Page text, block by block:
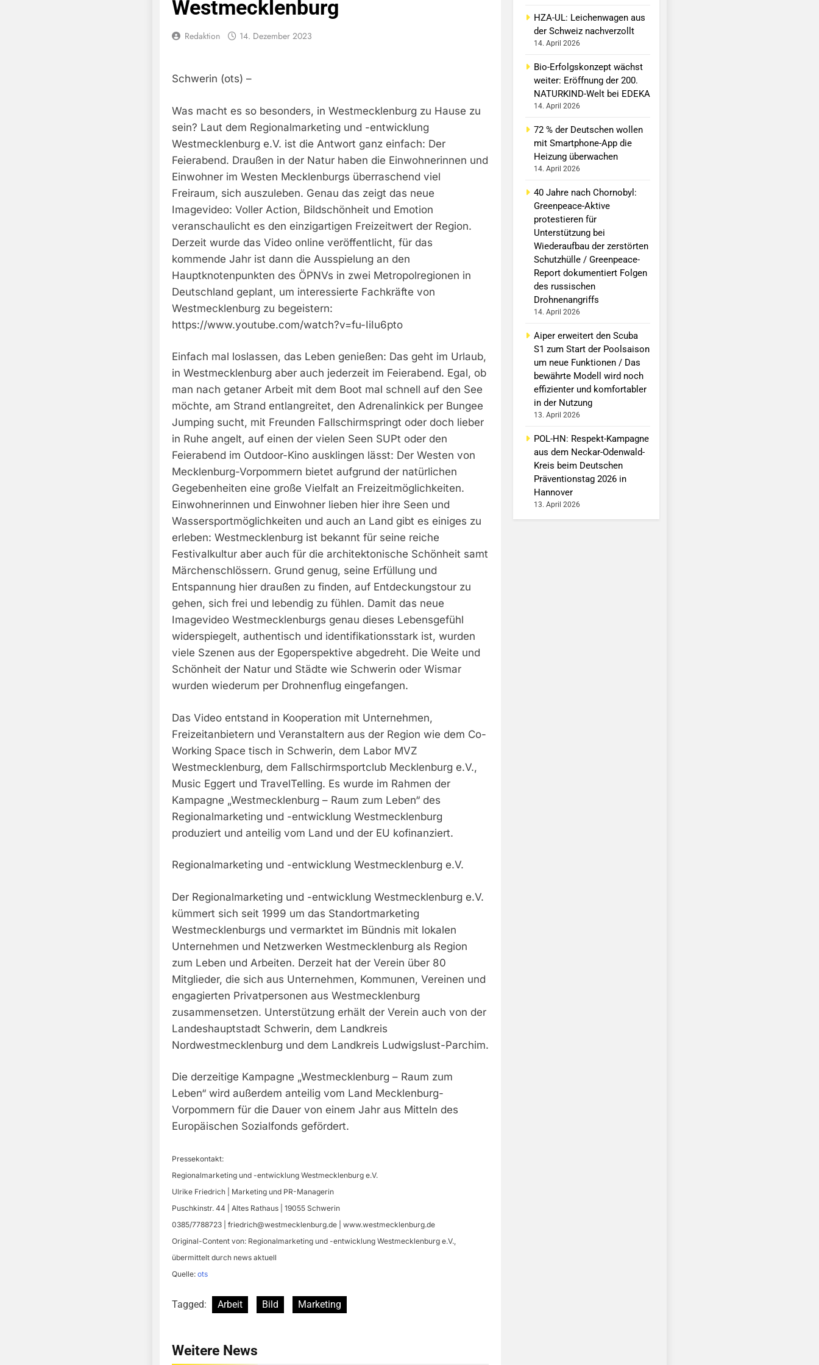
Westmecklenburg
Redaktion 14. Dezember 2023
Schwerin (ots) –
Was macht es so besonders, in Westmecklenburg zu Hause zu
sein? Laut dem Regionalmarketing und -entwicklung
Westmecklenburg e.V. ist die Antwort ganz einfach: Der
Feierabend. Draußen in der Natur haben die Einwohnerinnen und
Einwohner im Westen Mecklenburgs überraschend viel
Freiraum, sich auszuleben. Genau das zeigt das neue
Imagevideo: Voller Action, Bildschönheit und Emotion
veranschaulicht es den einzigartigen Freizeitwert der Region.
Derzeit wurde das Video online veröffentlicht, für das
kommende Jahr ist dann die Ausspielung an den
Hauptknotenpunkten des ÖPNVs in zwei Metropolregionen in
Deutschland geplant, um interessierte Fachkräfte von
Westmecklenburg zu begeistern:
https://www.youtube.com/watch?v=fu-IiIu6pto
Einfach mal loslassen, das Leben genießen: Das geht im Urlaub,
in Westmecklenburg aber auch jederzeit im Feierabend. Egal, ob
man nach getaner Arbeit mit dem Boot mal schnell auf den See
möchte, am Strand entlangreitet, den Adrenalinkick per Bungee
Jumping sucht, mit Freunden Fallschirmspringt oder doch lieber
in Ruhe angelt, auf einen der vielen Seen SUPt oder den
Feierabend im Outdoor-Kino ausklingen lässt: Der Westen von
Mecklenburg-Vorpommern bietet aufgrund der natürlichen
Gegebenheiten eine große Vielfalt an Freizeitmöglichkeiten.
Einwohnerinnen und Einwohner lieben hier ihre Seen und
Wassersportmöglichkeiten und auch an Land gibt es einiges zu
erleben: Westmecklenburg ist bekannt für seine reiche
Festivalkultur aber auch für die architektonische Schönheit samt
Märchenschlössern. Grund genug, seine Erfüllung und
Entspannung hier draußen zu finden, auf Entdeckungstour zu
gehen, sich frei und lebendig zu fühlen. Damit das neue
Imagevideo Westmecklenburgs genau dieses Lebensgefühl
widerspiegelt, authentisch und identifikationsstark ist, wurden
viele Szenen aus der Egoperspektive abgedreht. Die Weite und
Schönheit der Natur und Städte wie Schwerin oder Wismar
wurden wiederum per Drohnenflug eingefangen.
Das Video entstand in Kooperation mit Unternehmen,
Freizeitanbietern und Veranstaltern aus der Region wie dem Co-
Working Space tisch in Schwerin, dem Labor MVZ
Westmecklenburg, dem Fallschirmsportclub Mecklenburg e.V.,
Music Eggert und TravelTelling. Es wurde im Rahmen der
Kampagne „Westmecklenburg – Raum zum Leben“ des
Regionalmarketing und -entwicklung Westmecklenburg
produziert und anteilig vom Land und der EU kofinanziert.
Regionalmarketing und -entwicklung Westmecklenburg e.V.
Der Regionalmarketing und -entwicklung Westmecklenburg e.V.
kümmert sich seit 1999 um das Standortmarketing
Westmecklenburgs und vermarktet im Bündnis mit lokalen
Unternehmen und Netzwerken Westmecklenburg als Region
zum Leben und Arbeiten. Derzeit hat der Verein über 80
Mitglieder, die sich aus Unternehmen, Kommunen, Vereinen und
engagierten Privatpersonen aus Westmecklenburg
zusammensetzen. Unterstützung erhält der Verein auch von der
Landeshauptstadt Schwerin, dem Landkreis
Nordwestmecklenburg und dem Landkreis Ludwigslust-Parchim.
Die derzeitige Kampagne „Westmecklenburg – Raum zum
Leben“ wird außerdem anteilig vom Land Mecklenburg-
Vorpommern für die Dauer von einem Jahr aus Mitteln des
Europäischen Sozialfonds gefördert.
Pressekontakt:
Regionalmarketing und -entwicklung Westmecklenburg e.V.
Ulrike Friedrich | Marketing und PR-Managerin
Puschkinstr. 44 | Altes Rathaus | 19055 Schwerin
0385/7788723 | friedrich@westmecklenburg.de | www.westmecklenburg.de
Original-Content von: Regionalmarketing und -entwicklung Westmecklenburg e.V.,
übermittelt durch news aktuell
Quelle: ots
Tagged: Arbeit Bild Marketing
Weitere News
HZA-UL: Leichenwagen aus
der Schweiz nachverzollt
14. April 2026
Bio-Erfolgskonzept wächst
weiter: Eröffnung der 200.
NATURKIND-Welt bei EDEKA
14. April 2026
72 % der Deutschen wollen
mit Smartphone-App die
Heizung überwachen
14. April 2026
40 Jahre nach Chornobyl:
Greenpeace-Aktive
protestieren für
Unterstützung bei
Wiederaufbau der zerstörten
Schutzhülle / Greenpeace-
Report dokumentiert Folgen
des russischen
Drohnenangriffs
14. April 2026
Aiper erweitert den Scuba
S1 zum Start der Poolsaison
um neue Funktionen / Das
bewährte Modell wird noch
effizienter und komfortabler
in der Nutzung
13. April 2026
POL-HN: Respekt-Kampagne
aus dem Neckar-Odenwald-
Kreis beim Deutschen
Präventionstag 2026 in
Hannover
13. April 2026